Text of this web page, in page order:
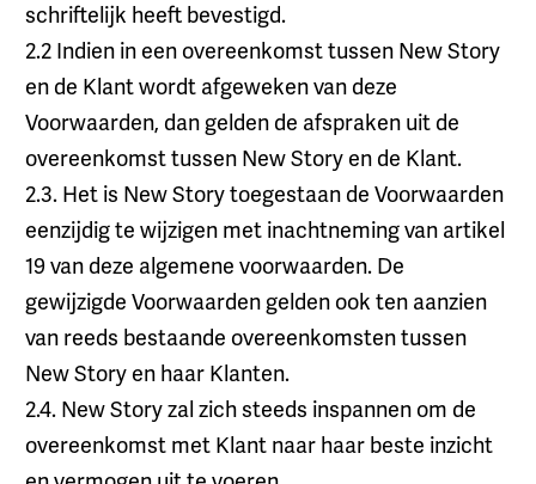
schriftelijk heeft bevestigd.
2.2 Indien in een overeenkomst tussen New Story
en de Klant wordt afgeweken van deze
Voorwaarden, dan gelden de afspraken uit de
overeenkomst tussen New Story en de Klant.
2.3. Het is New Story toegestaan de Voorwaarden
eenzijdig te wijzigen met inachtneming van artikel
19 van deze algemene voorwaarden. De
gewijzigde Voorwaarden gelden ook ten aanzien
van reeds bestaande overeenkomsten tussen
New Story en haar Klanten.
2.4. New Story zal zich steeds inspannen om de
overeenkomst met Klant naar haar beste inzicht